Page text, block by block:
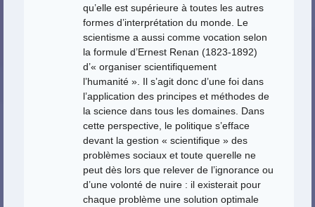
qu’elle est supérieure à toutes les autres
formes d’interprétation du monde. Le
scientisme a aussi comme vocation selon
la formule d’Ernest Renan (1823-1892)
d’« organiser scientifiquement
l’humanité ». Il s’agit donc d’une foi dans
l’application des principes et méthodes de
la science dans tous les domaines. Dans
cette perspective, le politique s’efface
devant la gestion « scientifique » des
problèmes sociaux et toute querelle ne
peut dès lors que relever de l’ignorance ou
d’une volonté de nuire : il existerait pour
chaque problème une solution optimale